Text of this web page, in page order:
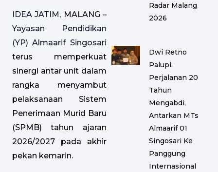
IDEA JATIM, MALANG –
Yayasan Pendidikan
(YP) Almaarif Singosari
terus memperkuat
sinergi antar unit dalam
rangka menyambut
pelaksanaan Sistem
Penerimaan Murid Baru
(SPMB) tahun ajaran
2026/2027 pada akhir
pekan kemarin.
Radar Malang
2026
Dwi Retno
Palupi:
Perjalanan 20
Tahun
Mengabdi,
Antarkan MTs
Almaarif 01
Singosari Ke
Panggung
Internasional